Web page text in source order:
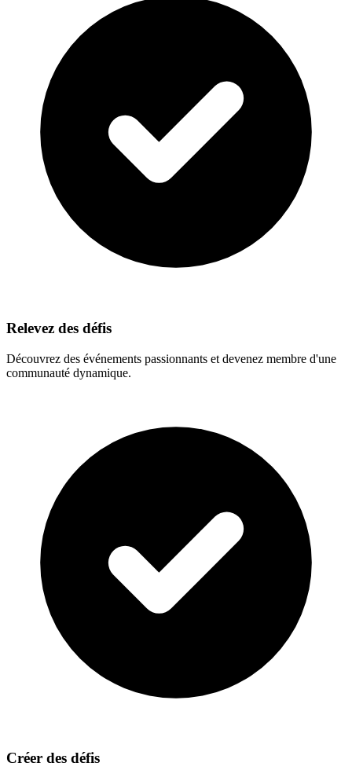
Relevez des défis
Découvrez des événements passionnants et devenez membre d'une
communauté dynamique.
Créer des défis